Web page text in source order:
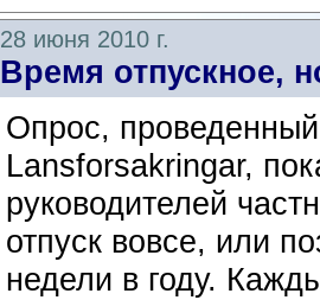
28 июня 2010 г.
Время отпускное,
Опрос,
Lansforsakringar,
руководителей
отпуск вовсе, или
недели в году.